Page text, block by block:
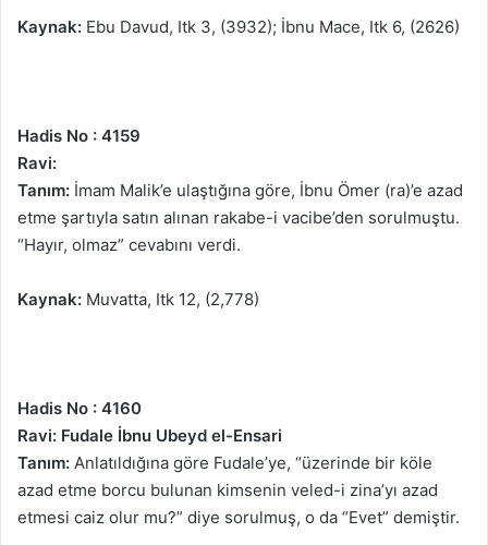
Kaynak: Ebu Davud, Itk 3, (3932); İbnu Mace, Itk 6, (2626)
Hadis No : 4159
Ravi:
Tanım: İmam Malik’e ulaştığına göre, İbnu Ömer (ra)’e azad
etme şartıyla satın alınan rakabe-i vacibe’den sorulmuştu.
“Hayır, olmaz” cevabını verdi.
Kaynak: Muvatta, Itk 12, (2,778)
Hadis No : 4160
Ravi: Fudale İbnu Ubeyd el-Ensari
Tanım: Anlatıldığına göre Fudale’ye, “üzerinde bir köle
azad etme borcu bulunan kimsenin veled-i zina’yı azad
etmesi caiz olur mu?” diye sorulmuş, o da “Evet” demiştir.